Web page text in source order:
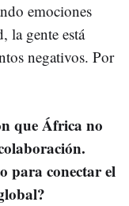
emociones
la gente está
negativos. Por
que África no
para conectar el